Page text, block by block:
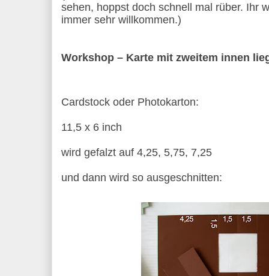
sehen, hoppst doch schnell mal rüber. Ihr
immer sehr willkommen.)
Workshop – Karte mit zweitem innen
Cardstock oder Photokarton:
11,5 x 6 inch
wird gefalzt auf 4,25, 5,75, 7,25
und dann wird so ausgeschnitten: